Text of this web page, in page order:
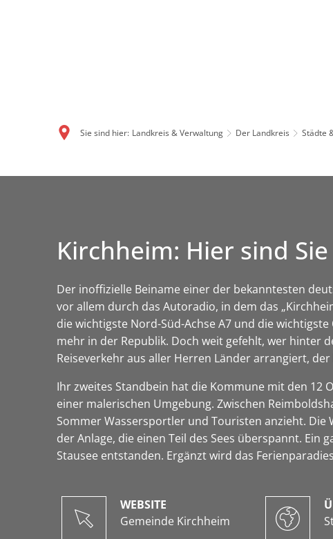
Sie sind hier: Landkreis & Verwaltung Der Landkreis Städte
Kirchheim: Hier sind
Der inoffizielle Beiname einer der bekanntesten
vor allem durch das Autoradio, in dem das
die wichtigste Nord-Süd-Achse A7 und die
mehr in der Republik. Doch weit gefehlt, wer hinter
Reiseverkehr aus aller Herren Länder arrangiert,
Ihr zweites Standbein hat die Kommune mit den 12
einer malerischen Umgebung. Zwischen
Sommer Wassersportler und Touristen anzieht.
der Anlage, die einen Teil des Sees überspannt.
Stausee entstanden. Ergänzt wird das
WEBSITE
Gemeinde Kirchheim